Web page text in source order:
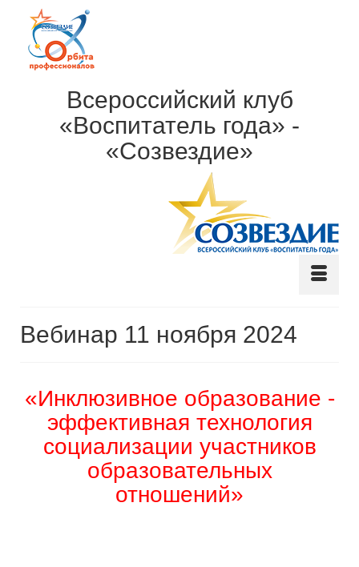
Всероссийский клуб
«Воспитатель года» -
«Созвездие»
Вебинар 11 ноября 2024
«Инклюзивное образование -
эффективная технология
социализации участников
образовательных
отношений»